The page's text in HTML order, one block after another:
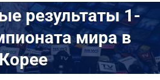
результаты 1-
мира в